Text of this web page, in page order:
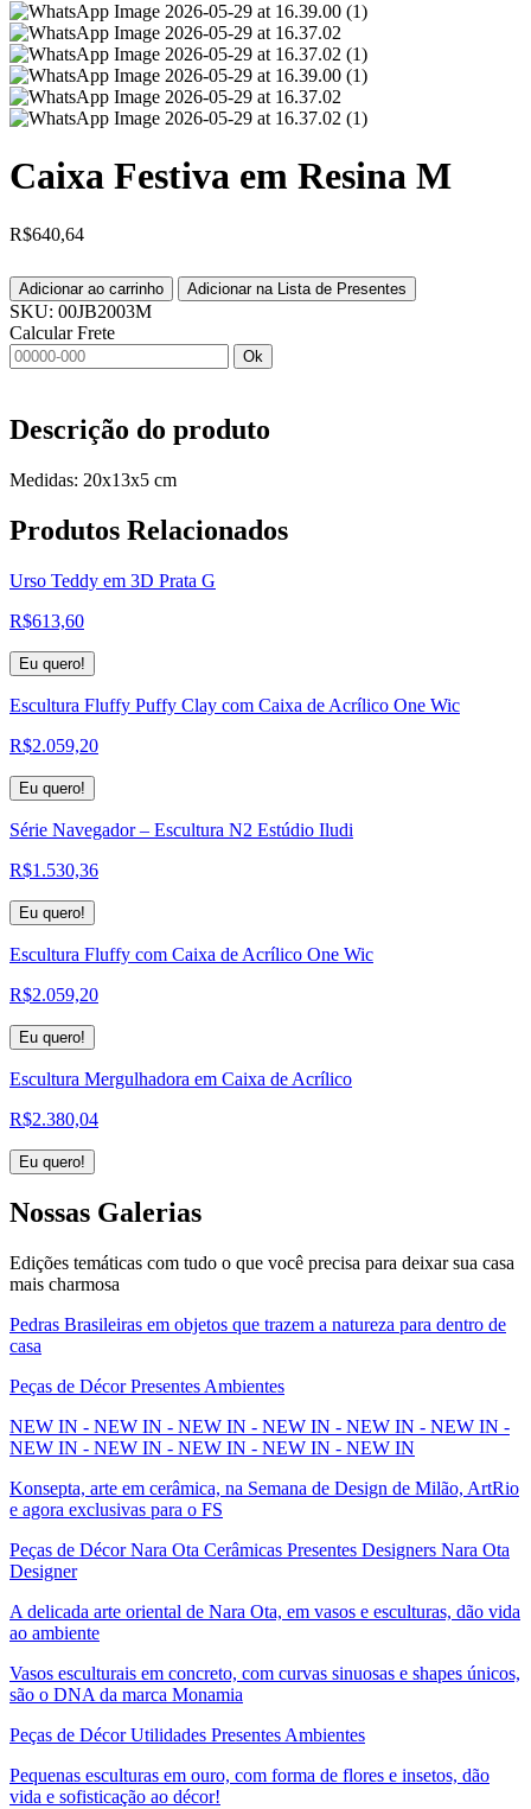
Caixa Festiva em Resina M
R$640,64
Adicionar ao carrinho Adicionar na Lista de Presentes
SKU: 00JB2003M
Calcular Frete
Ok
Descrição do produto
Medidas: 20x13x5 cm
Produtos Relacionados
Urso Teddy em 3D Prata G
R$613,60
Eu quero!
Escultura Fluffy Puffy Clay com Caixa de Acrílico One Wic
R$2.059,20
Eu quero!
Série Navegador – Escultura N2 Estúdio Iludi
R$1.530,36
Eu quero!
Escultura Fluffy com Caixa de Acrílico One Wic
R$2.059,20
Eu quero!
Escultura Mergulhadora em Caixa de Acrílico
R$2.380,04
Eu quero!
Nossas Galerias
Edições temáticas com tudo o que você precisa para deixar sua casa
mais charmosa
Pedras Brasileiras em objetos que trazem a natureza para dentro de
casa
Peças de Décor Presentes Ambientes
NEW IN - NEW IN - NEW IN - NEW IN - NEW IN - NEW IN -
NEW IN - NEW IN - NEW IN - NEW IN - NEW IN
Konsepta, arte em cerâmica, na Semana de Design de Milão, ArtRio
e agora exclusivas para o FS
Peças de Décor Nara Ota Cerâmicas Presentes Designers Nara Ota
Designer
A delicada arte oriental de Nara Ota, em vasos e esculturas, dão vida
ao ambiente
Vasos esculturais em concreto, com curvas sinuosas e shapes únicos,
são o DNA da marca Monamia
Peças de Décor Utilidades Presentes Ambientes
Pequenas esculturas em ouro, com forma de flores e insetos, dão
vida e sofisticação ao décor!